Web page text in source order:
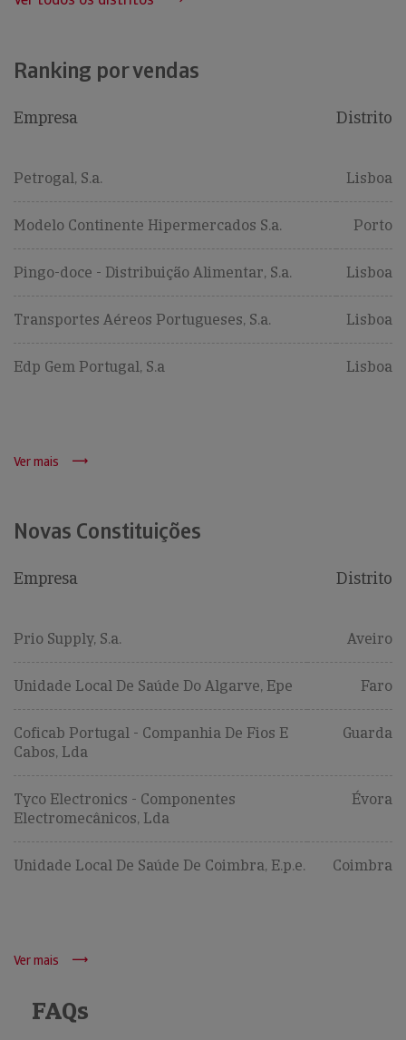
Ranking por vendas
Empresa Distrito
Petrogal, S.a. Lisboa
Modelo Continente Hipermercados S.a. Porto
Pingo-doce - Distribuição Alimentar, S.a. Lisboa
Transportes Aéreos Portugueses, S.a. Lisboa
Edp Gem Portugal, S.a Lisboa
Ver mais
Novas Constituições
Empresa Distrito
Prio Supply, S.a. Aveiro
Unidade Local De Saúde Do Algarve, Epe Faro
Coficab Portugal - Companhia De Fios E
Cabos, Lda
Guarda
Tyco Electronics - Componentes
Electromecânicos, Lda
Évora
Unidade Local De Saúde De Coimbra, E.p.e. Coimbra
Ver mais
FAQs